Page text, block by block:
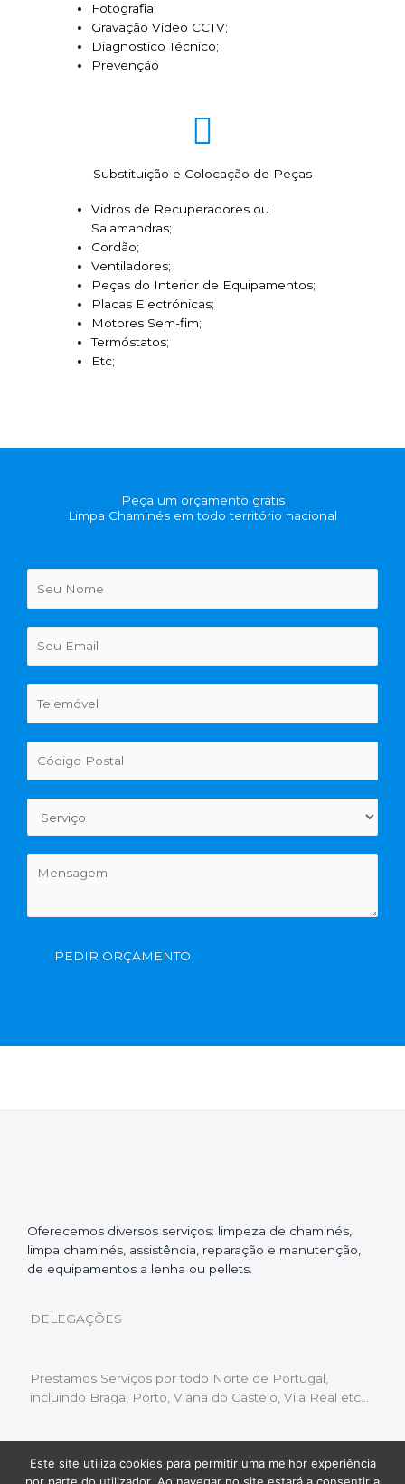
Fotografia;
Gravação Video CCTV;
Diagnostico Técnico;
Prevenção
Substituição e Colocação de Peças
Vidros de Recuperadores ou
Salamandras;
Cordão;
Ventiladores;
Peças do Interior de Equipamentos;
Placas Electrónicas;
Motores Sem-fim;
Termóstatos;
Etc;
Peça um orçamento grátis
Limpa Chaminés em todo território nacional
PEDIR ORÇAMENTO
Oferecemos diversos serviços: limpeza de chaminés,
limpa chaminés, assistência, reparação e manutenção,
de equipamentos a lenha ou pellets.
DELEGAÇÕES
Prestamos Serviços por todo Norte de Portugal,
incluindo Braga, Porto, Viana do Castelo, Vila Real etc…
Livro de Reclamações | Política de Privacidade
Este site utiliza cookies para permitir uma melhor experiência